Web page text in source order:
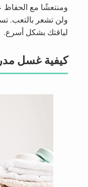
ومنتعشًا مع الحفاظ
ولن تشعر بالتعب.
لياقتك بشكل أسرع.
كيفية غسل